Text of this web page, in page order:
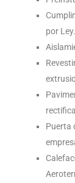
por Ley.
Puerta